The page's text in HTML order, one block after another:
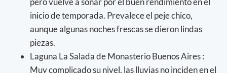
inicio de temporada. Prevalece el peje chico,
aunque algunas noches frescas se dieron lindas
piezas.
Laguna La Salada de Monasterio Buenos Aires :
Muy complicado su nivel, las lluvias no inciden en el